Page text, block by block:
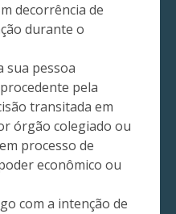
decorrência de
durante o
sua pessoa
pela
transitada em
órgão colegiado ou
processo de
econômico ou
com a intenção de